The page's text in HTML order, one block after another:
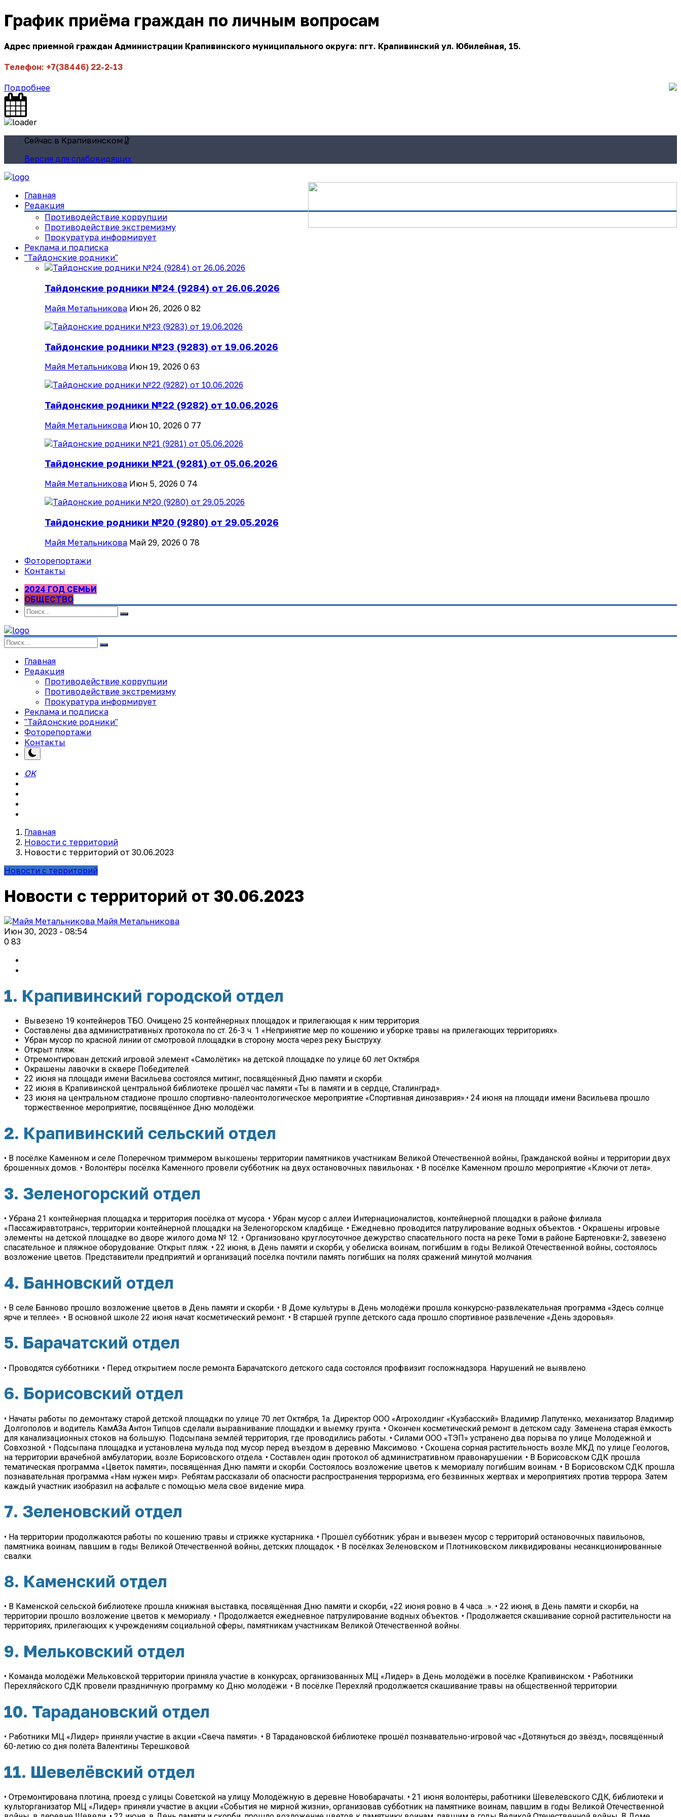
График приёма граждан по личным вопросам
Адрес приемной граждан Администрации Крапивинского муниципального округа: пгт. Крапивинский ул. Юбилейная, 15.
Телефон: +7(38446) 22-2-13
Подробнее
Сейчас в Крапивинском
Версия для слабовидящих
Главная
Редакция
Противодействие коррупции
Противодействие экстремизму
Прокуратура информирует
Реклама и подписка
"Тайдонские родники"
Тайдонские родники №24 (9284) от 26.06.2026
Майя Метальникова Июн 26, 2026 0 82
Тайдонские родники №23 (9283) от 19.06.2026
Майя Метальникова Июн 19, 2026 0 63
Тайдонские родники №22 (9282) от 10.06.2026
Майя Метальникова Июн 10, 2026 0 77
Тайдонские родники №21 (9281) от 05.06.2026
Майя Метальникова Июн 5, 2026 0 74
Тайдонские родники №20 (9280) от 29.05.2026
Майя Метальникова Май 29, 2026 0 78
Фоторепортажи
Контакты
2024 ГОД СЕМЬИ
ОБЩЕСТВО
Главная
Редакция
Противодействие коррупции
Противодействие экстремизму
Прокуратура информирует
Реклама и подписка
"Тайдонские родники"
Фоторепортажи
Контакты
OK
Главная
Новости с территорий
Новости с территорий от 30.06.2023
Новости с территорий
Новости с территорий от 30.06.2023
Майя Метальникова
Июн 30, 2023 - 08:54
0 83
1. Крапивинский городской отдел
Вывезено 19 контейнеров ТБО. Очищено 25 контейнерных площадок и прилегающая к ним территория.
Составлены два административных протокола по ст. 26-3 ч. 1 «Непринятие мер по кошению и уборке травы на прилегающих территориях».
Убран мусор по красной линии от смотровой площадки в сторону моста через реку Быструху.
Открыт пляж.
Отремонтирован детский игровой элемент «Самолётик» на детской площадке по улице 60 лет Октября.
Окрашены лавочки в сквере Победителей.
22 июня на площади имени Васильева состоялся митинг, посвящённый Дню памяти и скорби.
22 июня в Крапивинской центральной библиотеке прошёл час памяти «Ты в памяти и в сердце, Сталинград».
23 июня на центральном стадионе прошло спортивно-палеонтологическое мероприятие «Спортивная динозаврия».• 24 июня на площади имени Васильева прошло
торжественное мероприятие, посвящённое Дню молодёжи.
2. Крапивинский сельский отдел
• В посёлке Каменном и селе Поперечном триммером выкошены территории памятников участникам Великой Отечественной войны, Гражданской войны и территории двух
брошенных домов. • Волонтёры посёлка Каменного провели субботник на двух остановочных павильонах. • В посёлке Каменном прошло мероприятие «Ключи от лета».
3. Зеленогорский отдел
• Убрана 21 контейнерная площадка и территория посёлка от мусора. • Убран мусор с аллеи Интернационалистов, контейнерной площадки в районе филиала
«Пассажиравтотранс», территории контейнерной площадки на Зеленогорском кладбище. • Ежедневно проводится патрулирование водных объектов. • Окрашены игровые
элементы на детской площадке во дворе жилого дома № 12. • Организовано круглосуточное дежурство спасательного поста на реке Томи в районе Бартеновки-2, завезено
спасательное и пляжное оборудование. Открыт пляж. • 22 июня, в День памяти и скорби, у обелиска воинам, погибшим в годы Великой Отечественной войны, состоялось
возложение цветов. Представители предприятий и организаций посёлка почтили память погибших на полях сражений минутой молчания.
4. Банновский отдел
• В селе Банново прошло возложение цветов в День памяти и скорби. • В Доме культуры в День молодёжи прошла конкурсно-развлекательная программа «Здесь солнце
ярче и теплее». • В основной школе 22 июня начат косметический ремонт. • В старшей группе детского сада прошло спортивное развлечение «День здоровья».
5. Барачатский отдел
• Проводятся субботники. • Перед открытием после ремонта Барачатского детского сада состоялся профвизит госпожнадзора. Нарушений не выявлено.
6. Борисовский отдел
• Начаты работы по демонтажу старой детской площадки по улице 70 лет Октября, 1а. Директор ООО «Агрохолдинг «Кузбасский» Владимир Лапутенко, механизатор Владимир
Долгополов и водитель КамАЗа Антон Типцов сделали выравнивание площадки и выемку грунта. • Окончен косметический ремонт в детском саду. Заменена старая ёмкость
для канализационных стоков на большую. Подсыпана землёй территория, где проводились работы. • Силами ООО «ТЭП» устранено два порыва по улице Молодёжной и
Совхозной. • Подсыпана площадка и установлена мульда под мусор перед въездом в деревню Максимово. • Скошена сорная растительность возле МКД по улице Геологов,
на территории врачебной амбулатории, возле Борисовского отдела. • Составлен один протокол об административном правонарушении. • В Борисовском СДК прошла
тематическая программа «Цветок памяти», посвящённая Дню памяти и скорби. Состоялось возложение цветов к мемориалу погибшим воинам. • В Борисовском СДК прошла
познавательная программа «Нам нужен мир». Ребятам рассказали об опасности распространения терроризма, его безвинных жертвах и мероприятиях против террора. Затем
каждый участник изобразил на асфальте с помощью мела своё видение мира.
7. Зеленовский отдел
• На территории продолжаются работы по кошению травы и стрижке кустарника. • Прошёл субботник: убран и вывезен мусор с территорий остановочных павильонов,
памятника воинам, павшим в годы Великой Отечественной войны, детских площадок. • В посёлках Зеленовском и Плотниковском ликвидированы несанкционированные
свалки.
8. Каменский отдел
• В Каменской сельской библиотеке прошла книжная выставка, посвящённая Дню памяти и скорби, «22 июня ровно в 4 часа…». • 22 июня, в День памяти и скорби, на
территории прошло возложение цветов к мемориалу. • Продолжается ежедневное патрулирование водных объектов. • Продолжается скашивание сорной растительности на
территориях, прилегающих к учреждениям социальной сферы, памятникам участникам Великой Отечественной войны.
9. Мельковский отдел
• Команда молодёжи Мельковской территории приняла участие в конкурсах, организованных МЦ «Лидер» в День молодёжи в посёлке Крапивинском. • Работники
Перехляйского СДК провели праздничную программу ко Дню молодёжи. • В посёлке Перехляй продолжается скашивание травы на общественной территории.
10. Тарадановский отдел
• Работники МЦ «Лидер» приняли участие в акции «Свеча памяти». • В Тарадановской библиотеке прошёл познавательно-игровой час «Дотянуться до звёзд», посвящённый
60-летию со дня полёта Валентины Терешковой.
11. Шевелёвский отдел
• Отремонтирована плотина, проезд с улицы Советской на улицу Молодёжную в деревне Новобарачаты. • 21 июня волонтёры, работники Шевелёвского СДК, библиотеки и
культорганизатор МЦ «Лидер» приняли участие в акции «События не мирной жизни», организовав субботник на памятнике воинам, павшим в годы Великой Отечественной